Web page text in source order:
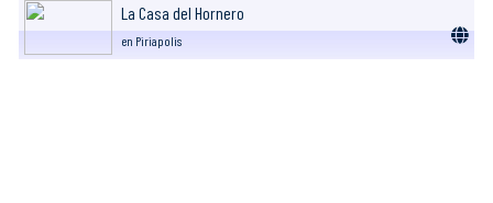
La Casa del Hornero
en Piriapolis